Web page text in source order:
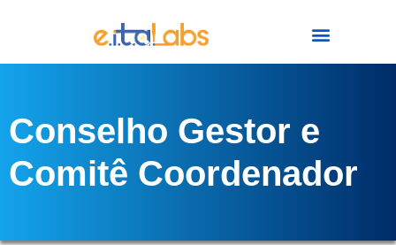
Conselho Gestor e
Comitê Coordenador